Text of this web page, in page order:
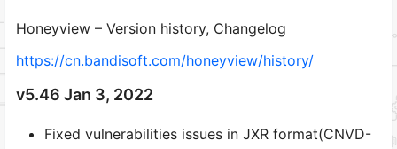
Honeyview – Version history, Changelog
https://cn.bandisoft.com/honeyview/history/
v5.46 Jan 3, 2022
Fixed vulnerabilities issues in JXR format(CNVD-